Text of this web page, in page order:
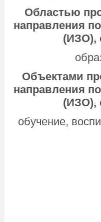
Областью
направления
(ИЗО),
Объектами
направления
(ИЗО),
обучение,